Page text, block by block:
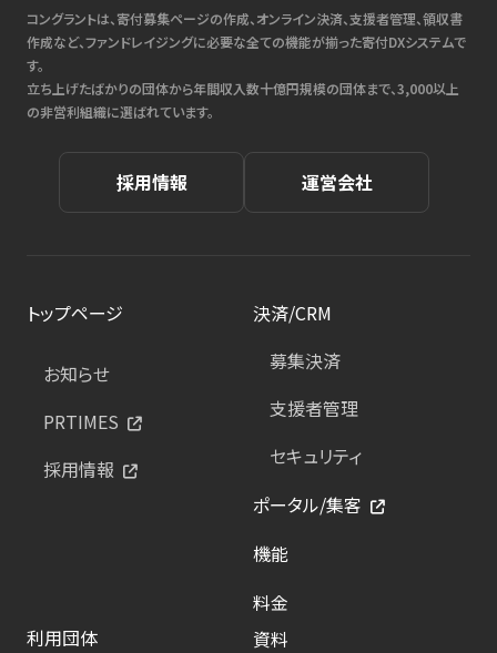
コングラントは、寄付募集ページの作成、オンライン決済、支援者管理、領収書
作成など、ファンドレイジングに必要な全ての機能が揃った寄付DXシステムで
す。
立ち上げたばかりの団体から年間収入数十億円規模の団体まで、3,000以上
の非営利組織に選ばれています。
採用情報 運営会社
トップページ
お知らせ
PRTIMES
採用情報
決済/CRM
募集決済
支援者管理
セキュリティ
ポータル/集客
機能
料金
利用団体
資料